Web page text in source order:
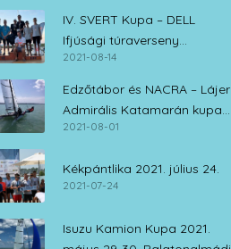
IV. SVERT Kupa – DELL
Ifjúsági túraverseny
Zamárdi, 2021. augusztus 14.
2021-08-14
Edzőtábor és NACRA – Lájer
Admirális Katamarán kupa
július 30. – augusztus 1.
2021-08-01
Kékpántlika 2021. július 24.
2021-07-24
Isuzu Kamion Kupa 2021.